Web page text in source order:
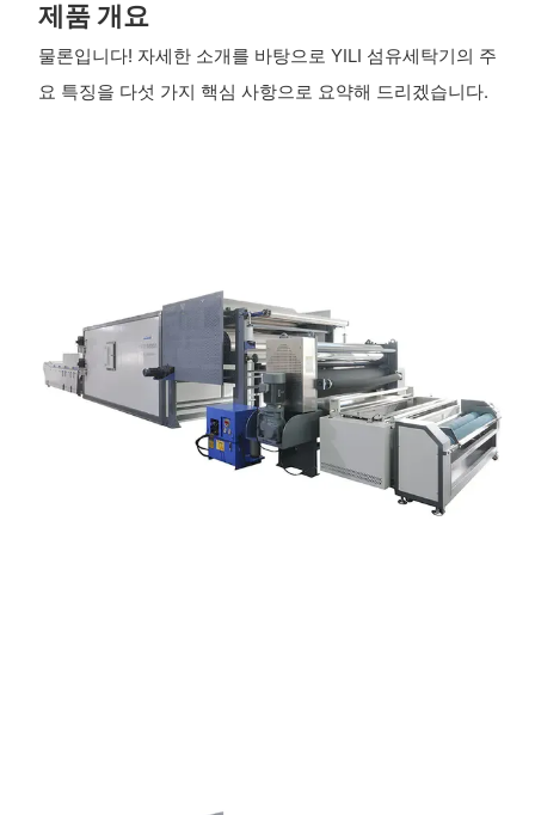
제품 개요
물론입니다! 자세한 소개를 바탕으로 YILI 섬유세탁기의 주
요 특징을 다섯 가지 핵심 사항으로 요약해 드리겠습니다.